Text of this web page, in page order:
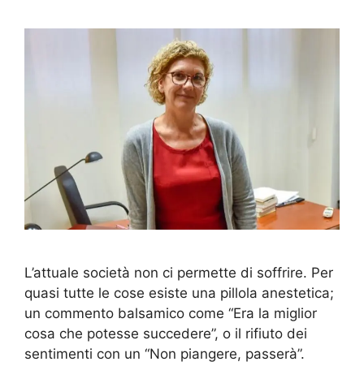
L’attuale società non ci permette di soffrire. Per
quasi tutte le cose esiste una pillola anestetica;
un commento balsamico come “Era la miglior
cosa che potesse succedere”, o il rifiuto dei
sentimenti con un “Non piangere, passerà”.